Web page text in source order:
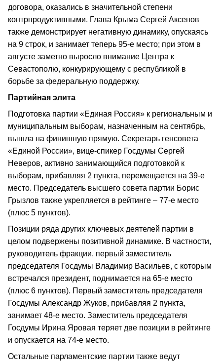
договора, оказались в значительной степени
контрпродуктивными. Глава Крыма Сергей Аксенов
также демонстрирует негативную динамику, опускаясь
на 9 строк, и занимает теперь 95-е место; при этом в
августе заметно выросло внимание Центра к
Севастополю, конкурирующему с республикой в
борьбе за федеральную поддержку.
Партийная элита
Подготовка партии «Единая Россия» к региональным и
муниципальным выборам, назначенным на сентябрь,
вышла на финишную прямую. Секретарь генсовета
«Единой России», вице-спикер Госдумы Сергей
Неверов, активно занимающийся подготовкой к
выборам, прибавляя 2 пункта, перемещается на 39-е
место. Председатель высшего совета партии Борис
Грызлов также укрепляется в рейтинге – 77-е место
(плюс 5 пунктов).
Позиции ряда других ключевых деятелей партии в
целом подвержены позитивной динамике. В частности,
руководитель фракции, первый заместитель
председателя Госдумы Владимир Васильев, с которым
встречался президент, поднимается на 65-е место
(плюс 6 пунктов). Первый заместитель председателя
Госдумы Александр Жуков, прибавляя 2 пункта,
занимает 48-е место. Заместитель председателя
Госдумы Ирина Яровая теряет две позиции в рейтинге
и опускается на 74-е место.
Остальные парламентские партии также ведут